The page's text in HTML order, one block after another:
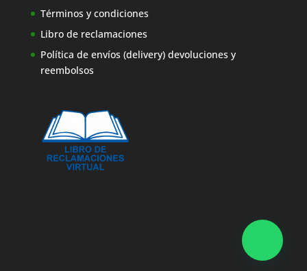
Términos y condiciones
Libro de reclamaciones
Política de envíos (delivery) devoluciones y
reembolsos